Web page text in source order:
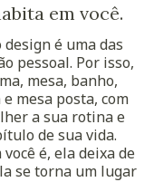
em você.
é uma das
pessoal. Por isso,
mesa, banho,
mesa posta, com
a sua rotina e
de sua vida.
é, ela deixa de
se torna um lugar